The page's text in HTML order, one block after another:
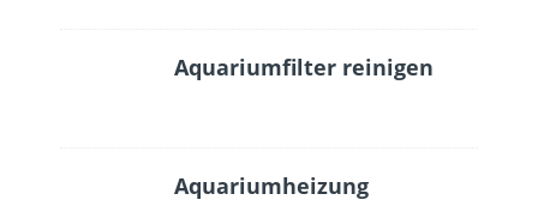
Aquariumfilter reinigen
Aquariumheizung